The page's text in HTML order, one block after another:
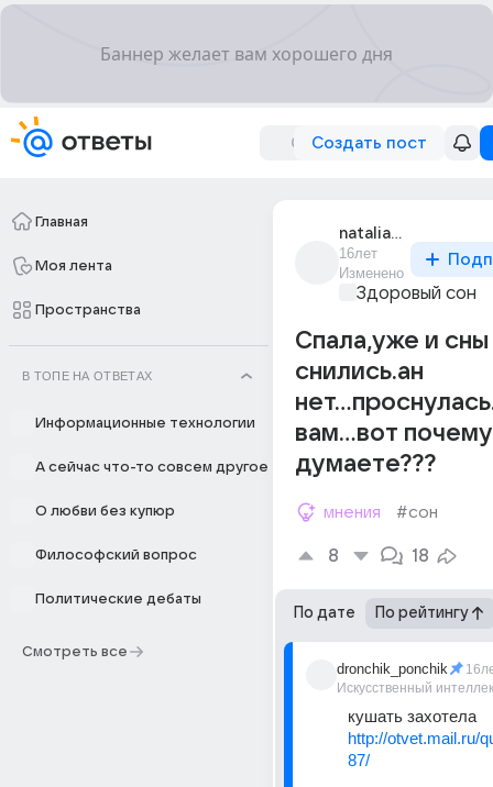
Создать пост
Главная
Моя лента
Пространства
В ТОПЕ НА ОТВЕТАХ
Информационные технологии
А сейчас что-то совсем другое
О любви без купюр
Философский вопрос
Политические дебаты
Смотреть все
natalia_for_ever
16лет
Изменено
Здоровый сон
Спала,уже и сны
снились.ан
вам...вот
думаете???
мнения #сон
8 18
По дате По рейтингу
dronchik_ponchik
Искусственный
кушать захотела
http://otvet.mail.ru/
87/